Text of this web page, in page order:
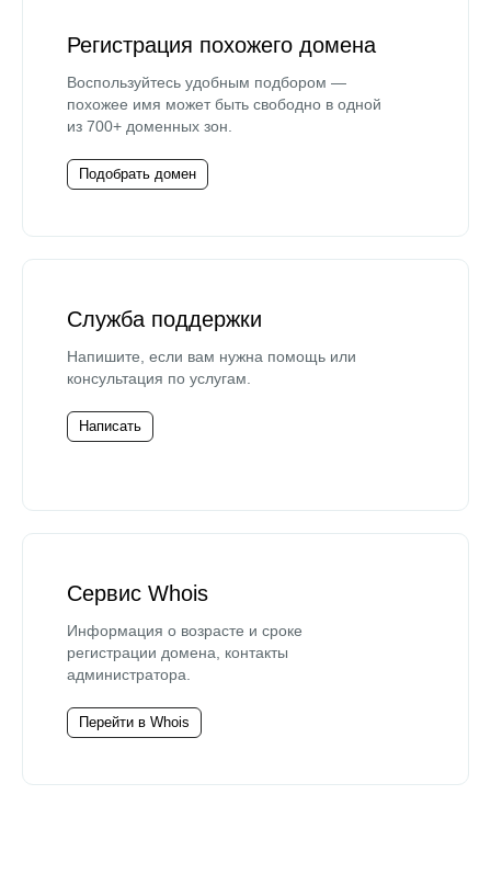
Регистрация похожего домена
Воспользуйтесь удобным подбором —
похожее имя может быть свободно в одной
из 700+ доменных зон.
Подобрать домен
Служба поддержки
Напишите, если вам нужна помощь или
консультация по услугам.
Написать
Сервис Whois
Информация о возрасте и сроке
регистрации домена, контакты
администратора.
Перейти в Whois